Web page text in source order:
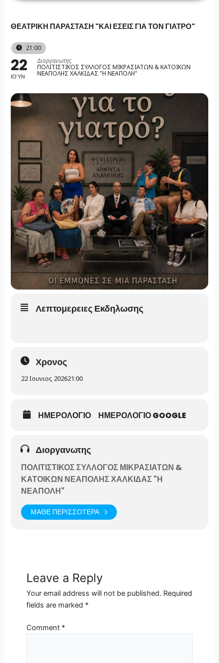
content
ΘΕΑΤΡΙΚΗ ΠΑΡΑΣΤΑΣΗ "ΚΑΙ ΕΣΕΙΣ ΓΙΑ ΤΟΝ ΓΙΑΤΡΟ"
21:00
22
ΙΟΎΝ
Διοργανωτης
ΠΟΛΙΤΙΣΤΙΚΟΣ ΣΥΛΛΟΓΟΣ ΜΙΚΡΑΣΙΑΤΩΝ & ΚΑΤΟΙΚΩΝ
ΝΕΑΠΟΛΗΣ ΧΑΛΚΙΔΑΣ "Η ΝΕΑΠΟΛΗ"
Λεπτομερειες Εκδηλωσης
Χρονος
22 Ιουνιος 202621:00
ΗΜΕΡΟΛΟΓΙΟ ΗΜΕΡΟΛΟΓΙΟ GOOGLE
Διοργανωτης
ΠΟΛΙΤΙΣΤΙΚΟΣ ΣΥΛΛΟΓΟΣ ΜΙΚΡΑΣΙΑΤΩΝ &
ΚΑΤΟΙΚΩΝ ΝΕΑΠΟΛΗΣ ΧΑΛΚΙΔΑΣ "Η
ΝΕΑΠΟΛΗ"
ΜΑΘΕ ΠΕΡΙΣΣΟΤΕΡΑ
Leave a Reply
Your email address will not be published. Required
fields are marked *
Comment *